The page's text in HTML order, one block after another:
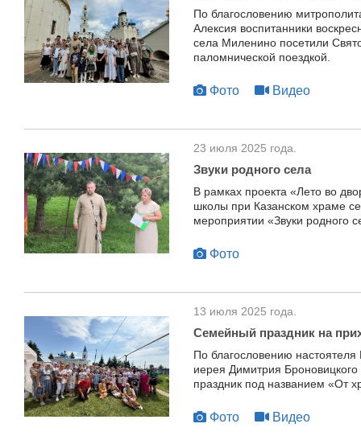
По благословению
Алексия воспитанники
села Миленино посетили
паломнической поездкой.
Фото Видео
23 июля 2025 года.
Звуки родного села
В рамках проекта «Лето во
школы при Казанском храме
мероприятии «Звуки родного
Фото
13 июля 2025 года.
Семейный праздник на
По благословению
иерея Димитрия
праздник под названием «От
Фото Видео